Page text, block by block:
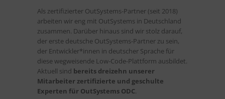
Als zertifizierter OutSystems-Partner (seit 2018)
arbeiten wir eng mit OutSystems in Deutschland
zusammen. Darüber hinaus sind wir stolz darauf,
der erste deutsche OutSystems-Partner zu sein,
der Entwickler*innen in deutscher Sprache für
diese wegweisende Low-Code-Plattform ausbildet.
Aktuell sind bereits dreizehn unserer
Mitarbeiter zertifizierte und geschulte
Experten für OutSystems ODC.